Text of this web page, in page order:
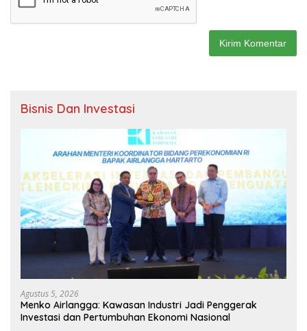
Bisnis Dan Investasi
Agustus 5, 2026
Menko Airlangga: Kawasan Industri Jadi Penggerak
Investasi dan Pertumbuhan Ekonomi Nasional